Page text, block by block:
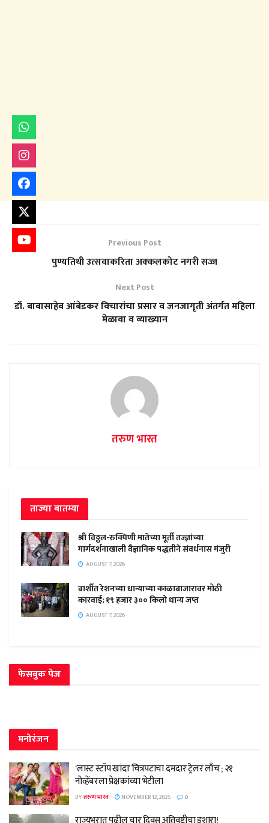
Previous Post
पुण्यतिथी उत्सवाकरिता अक्कलकोट नगरी सज्ज
Next Post
डॉ. बाबासाहेब आंबेडकर विचारांचा प्रसार व जनजागृती अंतर्गत महिला
मेळावा व व्याख्यान
तरुण भारत
ताज्या बातम्या
श्री विठ्ठल-रुक्मिणी मातेच्या मूर्ती तज्ज्ञांच्या
मार्गदर्शनाखाली वैज्ञानिक पद्धतीने संवर्धनास मंजुरी
AUGUST 7, 2026
बार्शीत रेशनच्या धान्याच्या काळाबाजारावर मोठी
कारवाई; १९ हजार ३०० किलो धान्य जप्त
AUGUST 7, 2026
फेसबुक पेज
मनोरंजन
‘लास्ट स्टॉप खांदा’ चित्रपटाचा दमदार ट्रेलर लाँच ; २१
नोव्हेंबरला प्रेक्षकांच्या भेटीला
BYतरुण भारत NOVEMBER 12, 2025 0